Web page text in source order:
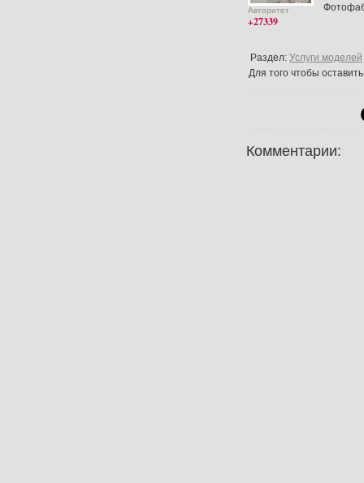
Авторитет
+27339
Раздел: Услуги моделей
Для того чтобы
Комментарии: